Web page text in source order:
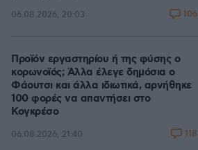
06.08.2026, 20:03 106
Προϊόν εργαστηρίου ή της φύσης ο
κορωνοϊός; Άλλα έλεγε δημόσια ο
Φάουτσι και άλλα ιδιωτικά, αρνήθηκε
100 φορές να απαντήσει στο
Κογκρέσο
06.08.2026, 21:40 118